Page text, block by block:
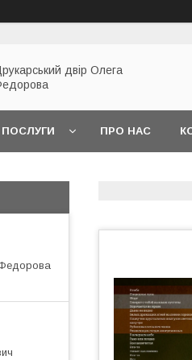
двір Олега
ПРО НАС